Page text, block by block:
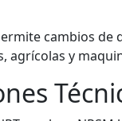
cambios de
agrícolas y